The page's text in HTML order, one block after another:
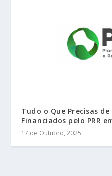
Tudo o Que Precisas
Financiados pelo PRR
17 de Outubro, 2025